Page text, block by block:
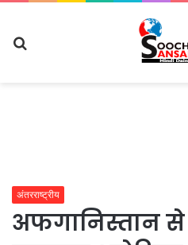
अंतरराष्ट्रीय
अफगानिस्तान